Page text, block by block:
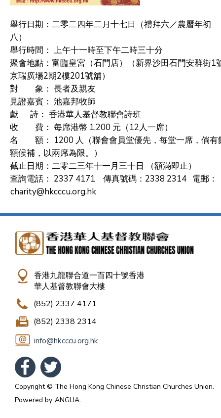
舉行日期： 二零二四年二月十七日（禮拜六／農曆年初
八）
舉行時間： 上午十一時至下午二時三十分
聚會地點：富臨皇宮（石門店）
（新界沙田石門安群街1
京瑞廣場2期2樓201號舖）
對 象： 長者及親友
見證嘉賓： 池嘉邦牧師
獻
詩： 香港華人基督教聯會詩班
收 費： 每席港幣 1,200 元（12人一席）
名 額： 1200 人
（聯會會員堂優先，每堂一席，倘有
額候補，以兩席為限。）
截止日期：二零二三年十一月三十日 （額滿即止）
查詢電話： 2337 4171 傳真號碼 ： 2338 2314 電郵：
charity@hkcccu.org.hk
香港九龍聯合道一百四十號香港
華人基督教聯會大樓
(852) 2337 4171
(852) 2338 2314
info@hkcccu.org.hk
Copyright © The Hong Kong Chinese Christian Churches Union.
Powered by ANGLIA.